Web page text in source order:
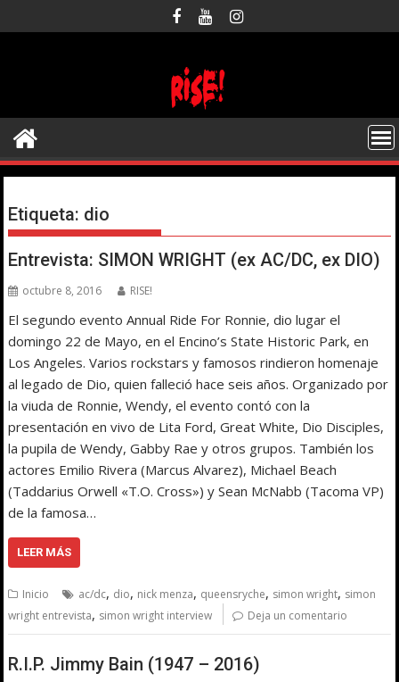
al
Etiqueta: dio
Entrevista: SIMON WRIGHT (ex AC/DC, ex DIO)
octubre 8, 2016 RISE!
El segundo evento Annual Ride For Ronnie, dio lugar el
domingo 22 de Mayo, en el Encino’s State Historic Park, en
Los Angeles. Varios rockstars y famosos rindieron homenaje
al legado de Dio, quien falleció hace seis años. Organizado por
la viuda de Ronnie, Wendy, el evento contó con la
presentación en vivo de Lita Ford, Great White, Dio Disciples,
la pupila de Wendy, Gabby Rae y otros grupos. También los
actores Emilio Rivera (Marcus Alvarez), Michael Beach
(Taddarius Orwell «T.O. Cross») y Sean McNabb (Tacoma VP)
de la famosa…
LEER MÁS
Inicio ac/dc, dio, nick menza, queensryche, simon wright, simon
wright entrevista, simon wright interview Deja un comentario
R.I.P. Jimmy Bain (1947 – 2016)